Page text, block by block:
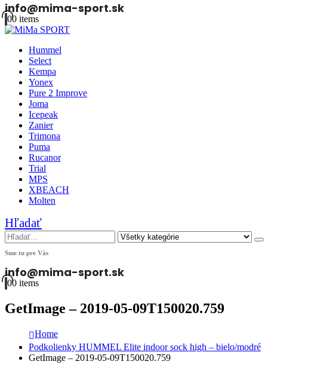
info@mima-sport.sk
00 items
Hummel
Select
Kempa
Yonex
Pure 2 Improve
Joma
Icepeak
Zanier
Trimona
Puma
Rucanor
Trial
MPS
XBEACH
Molten
Hľadať
Sme tu pre Vás
info@mima-sport.sk
00 items
GetImage – 2019-05-09T150020.759
Home
Podkolienky HUMMEL Elite indoor sock high – bielo/modré
GetImage – 2019-05-09T150020.759